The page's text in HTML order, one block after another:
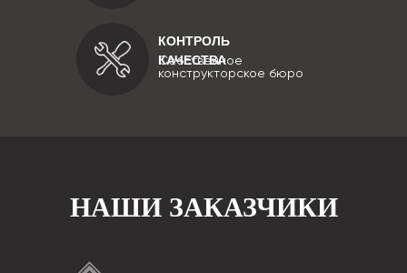
КОНТРОЛЬ
КАЧЕСТВА
Собственное
конструкторское бюро
НАШИ ЗАКАЗЧИКИ